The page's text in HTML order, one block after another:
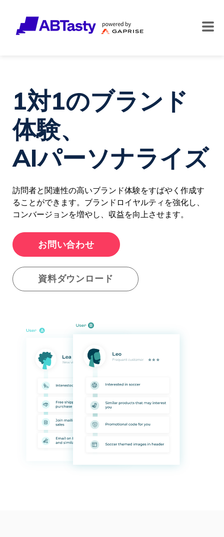
1対1のブランド
体験、
AIパーソナライズ
訪問者と関連性の高いブランド体験をすばやく作成す
ることができます。ブランドロイヤルティを強化し、
コンバージョンを増やし、収益を向上させます。
お問い合わせ
資料ダウンロード